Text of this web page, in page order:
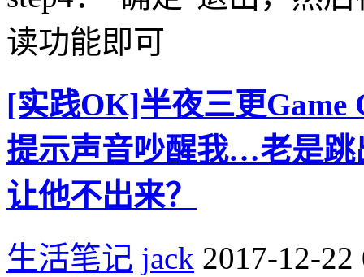
读功能即可
[实践OK]半夜三更Game
提示声音吵醒我…老是跳
让他不出来？
生活笔记 jack 2017-12-22